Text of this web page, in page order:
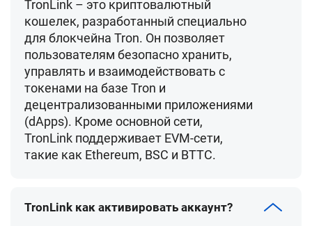
TronLink – это криптовалютный
кошелек, разработанный специально
для блокчейна Tron. Он позволяет
пользователям безопасно хранить,
управлять и взаимодействовать с
токенами на базе Tron и
децентрализованными приложениями
(dApps). Кроме основной сети,
TronLink поддерживает EVM-сети,
такие как Ethereum, BSC и BTTC.
TronLink как активировать аккаунт?